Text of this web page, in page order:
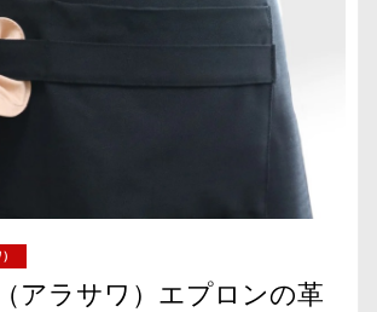
アラサワ）エプロンの革